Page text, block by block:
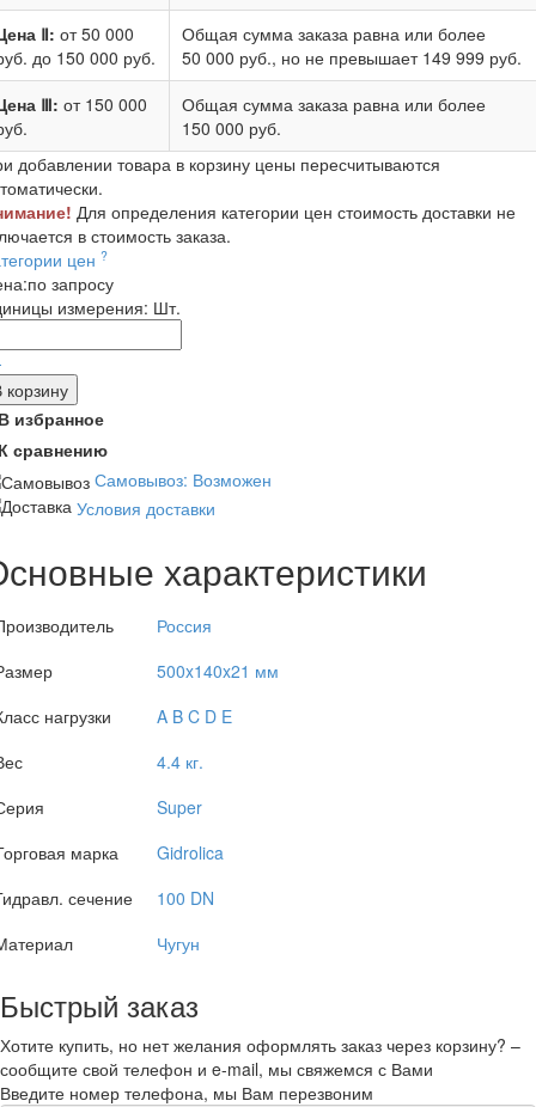
Ⅱ: от 50 000
до 150 000 руб.
Общая сумма заказа равна или более
50 000 руб., но не превышает 149 999 руб.
Ⅲ: от 150 000
Общая сумма заказа равна или более
150 000 руб.
добавлении товара в корзину цены пересчитываются
Для определения категории цен стоимость доставки не
в стоимость заказа.
цен ?
по запросу
измерения: Шт.
корзину
избранное
сравнению
Самовывоз: Возможен
Условия доставки
характеристики
Россия
500x140x21 мм
нагрузки
A B C D E
4.4 кг.
Super
марка
Gidrolica
сечение
100 DN
Чугун
Быстрый заказ
Хотите купить, но нет желания оформлять заказ через корзину? –
сообщите свой телефон и e-mail, мы свяжемся с Вами
Введите номер телефона, мы Вам перезвоним